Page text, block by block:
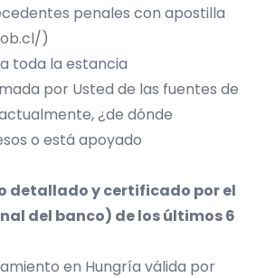
penales con apostilla
)
toda la estancia
por Usted de las fuentes de
¿de dónde
o está apoyado
detallado y certificado por el
del banco) de los últimos 6
en Hungría válida por